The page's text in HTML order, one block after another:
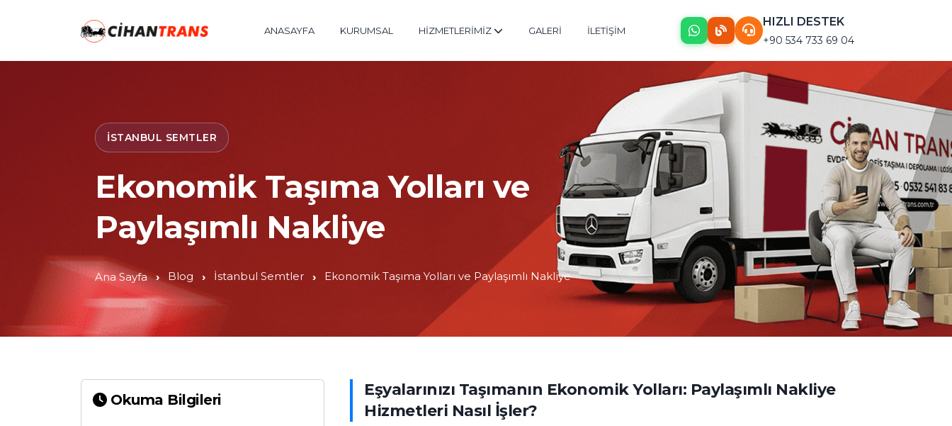
ANASAYFA KURUMSAL HİZMETLERİMİZ GALERİ İLETİŞİM
HIZLI DESTEK
+90 534 733 69 04
İSTANBUL SEMTLER
Ekonomik Taşıma Yolları ve
Paylaşımlı Nakliye
Ana Sayfa Blog İstanbul Semtler Ekonomik Taşıma Yolları ve Paylaşımlı Nakliye
Okuma Bilgileri
Eşyalarınızı Taşımanın Ekonomik Yolları: Paylaşımlı Nakliye
Hizmetleri Nasıl İşler?